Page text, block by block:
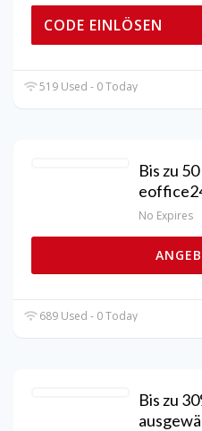
CODE EINLÖSEN
519 Used - 0 Today
Bis zu
No Expires
689 Used - 0 Today
Bis zu